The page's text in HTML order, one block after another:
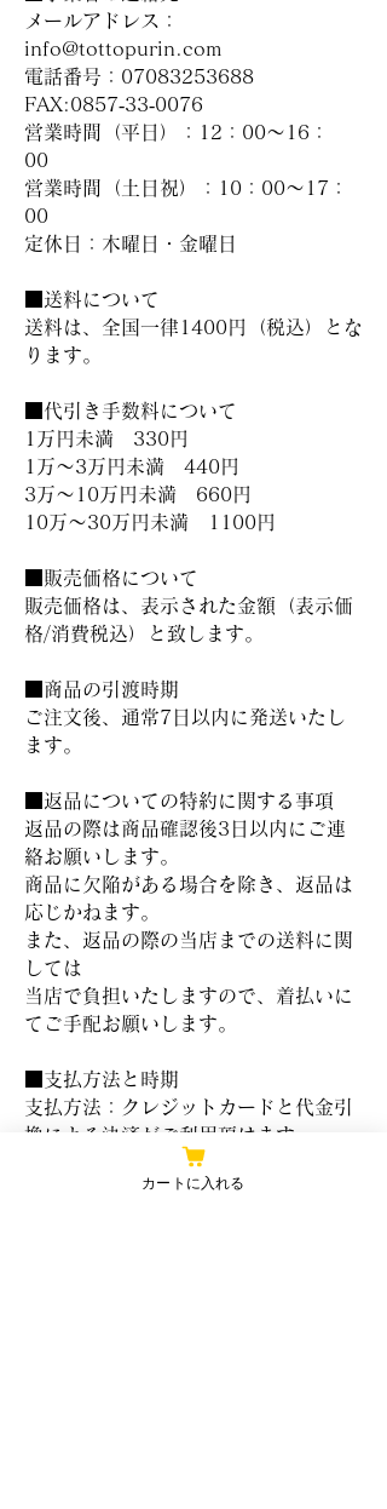
メールアドレス：
info@tottopurin.com
電話番号：07083253688
FAX:0857‐33‐0076
営業時間（平日）：12：00～16：
00
営業時間（土日祝）：10：00～17：
00
定休日：木曜日・金曜日
■送料について
送料は、全国一律1400円（税込）とな
ります。
■代引き手数料について
1万円未満 330円
1万～3万円未満 440円
3万～10万円未満 660円
10万～30万円未満 1100円
■販売価格について
販売価格は、表示された金額（表示価
格/消費税込）と致します。
■商品の引渡時期
ご注文後、通常7日以内に発送いたし
ます。
■返品についての特約に関する事項
返品の際は商品確認後3日以内にご連
絡お願いします。
商品に欠陥がある場合を除き、返品は
応じかねます。
また、返品の際の当店までの送料に関
しては
当店で負担いたしますので、着払いに
てご手配お願いします。
■支払方法と時期
支払方法：クレジットカードと代金引
換による決済がご利用頂けます。
クレジットカード支払時期：商品注文
確定時にお支払いください。
カートに入れる